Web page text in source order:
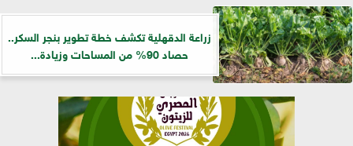
زراعة الدقهلية تكشف خطة تطوير بنجر السكر..
حصاد 90% من المساحات وزيادة...